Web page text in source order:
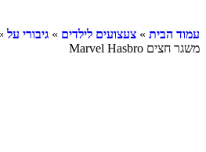
עמוד הבית » צעצועים לילדים » גיבורי על
משגר חצים Marvel Hasbro